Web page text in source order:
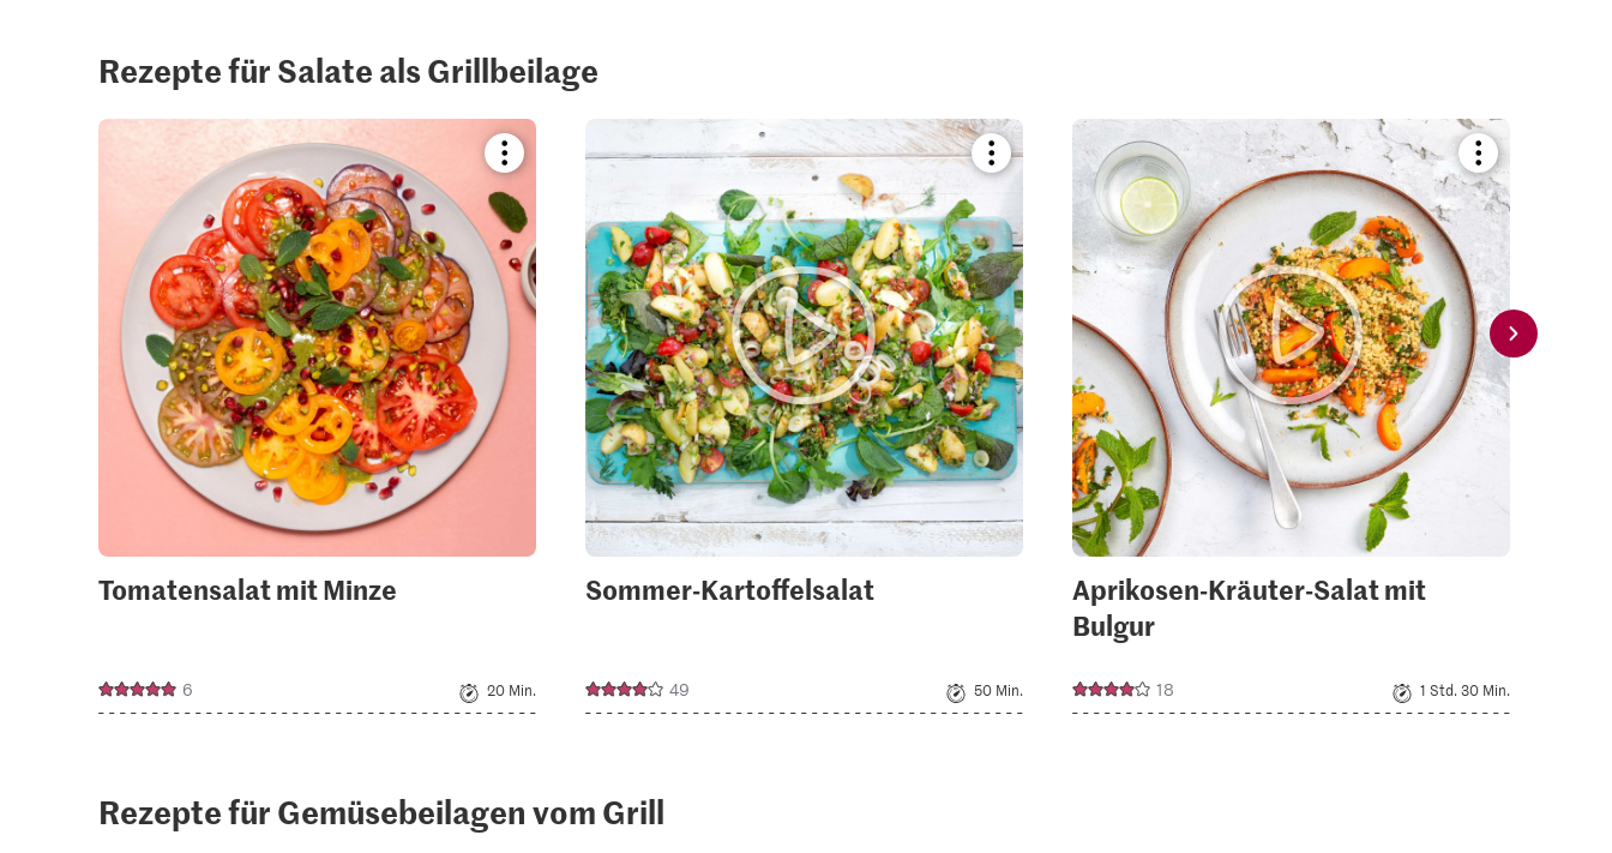
Rezepte für Salate als Grillbeilage
Bookmark
recipe
or
add
it
to
your
collections.
Tomatensalat mit Minze
6 20 Min.
Bookmark
recipe
add
it
to
your
collections.
Sommer-Kartoffelsalat
49 50 Min.
Bookmark
recipe
or
add
to
your
collections.
Aprikosen-Kräuter-Salat mit
Bulgur
18 1 Std. 30 Min.
Rezepte für Gemüsebeilagen vom Grill